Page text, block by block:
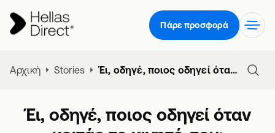
Πάρε προσφορά
Αρχική Stories Έι, οδηγέ, ποιος οδηγεί όταν κοιτάς το κινητό σου;
Έι, οδηγέ, ποιος οδηγεί όταν